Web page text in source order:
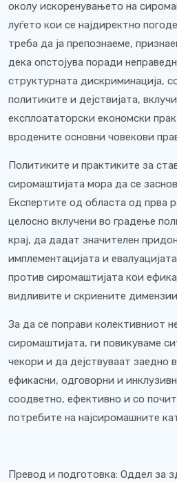
околу искоренувањето на
луѓето кои се најдиректно
треба да ја препознаеме,
дека опстојува поради
структурната дискриминација,
политиките и дејствијата,
експлоататорски економски
вродените основни човекови
Политиките и практиките за
сиромаштијата мора да се
Експертите од областа од прва
целосно вклучени во градење
крај, да дадат значителен
имплементацијата и
против сиромаштијата кои
видливите и скриените
За да се поправи колективниот
сиромаштијата, ги повикуваме
чекори и да дејствуваат заедно
ефикасни, одговорни и
соодветно, ефективно и со
потребите на најсиромашните
Превод и подготовка: Оддел за